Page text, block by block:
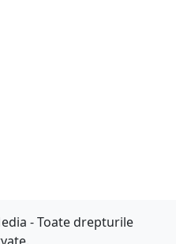
- Toate drepturile